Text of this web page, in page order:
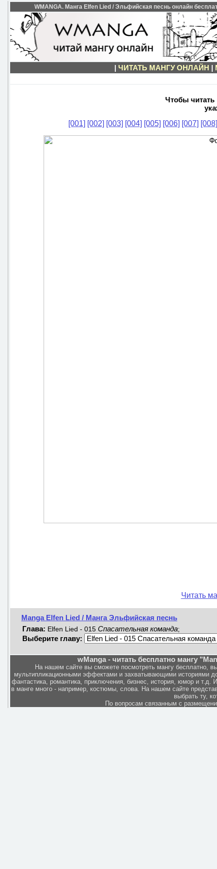
WMANGA. Манга Elfen Lied / Эльфийская песнь онлайн
| ЧИТАТЬ МАНГУ ОНЛАЙН |
Чтобы читать
[001] [002] [003] [004] [005] [006] [007] [008]
Читать
Manga Elfen Lied / Манга Эльфийская песнь
Глава: Elfen Lied - 015 Спасательная команда;
Выберите главу:
wManga - читать бесплатно мангу
На нашем сайте вы сможете посмотреть мангу бесплатно,
мультипликационными эффектами и захватывающими историями
фантастика, романтика, приключения, бизнес, история, юмор и
в манге много - например, костюмы, слова. На нашем сайте
выбрать ту,
По вопросам связанным с